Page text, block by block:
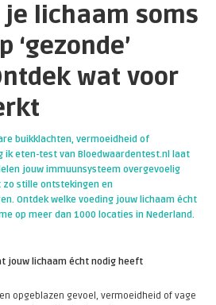
lichaam soms
‘gezonde’
wat voor
buikklachten, vermoeidheid of
ik eten-test van Bloedwaardentest.nl laat
jouw immuunsysteem overgevoelig
zo stille ontstekingen en
Ontdek welke voeding jouw lichaam écht
op meer dan 1000 locaties in Nederland.
jouw lichaam écht nodig heeft
opgeblazen gevoel, vermoeidheid of vage